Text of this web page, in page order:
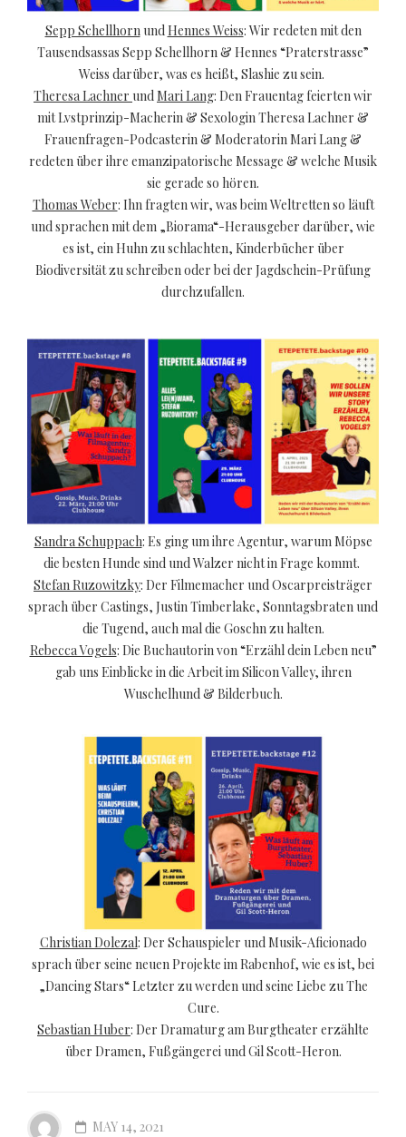
Sepp SchellhornundHennes Weiss: Wir redeten mit den
Tausendsassas Sepp Schellhorn & Hennes “Praterstrasse”
Weiss darüber, was es heißt, Slashie zu sein.
Theresa Lachner undMari Lang: Den Frauentag feierten wir
mit Lvstprinzip-Macherin & Sexologin Theresa Lachner &
Frauenfragen-Podcasterin & Moderatorin Mari Lang &
redeten über ihre emanzipatorische Message & welche Musik
sie gerade so hören.
Thomas Weber: Ihn fragten wir, was beim Weltretten so läuft
und sprachen mit dem „Biorama“-Herausgeber darüber, wie
es ist, ein Huhn zu schlachten, Kinderbücher über
Biodiversität zu schreiben oder bei der Jagdschein-Prüfung
durchzufallen.
Sandra Schuppach: Es ging um ihre Agentur, warum Möpse
die besten Hunde sind und Walzer nicht in Frage kommt.
Stefan Ruzowitzky: Der Filmemacher und Oscarpreisträger
sprach über Castings, Justin Timberlake, Sonntagsbraten und
die Tugend, auch mal die Goschn zu halten.
Rebecca Vogels: Die Buchautorin von “Erzähl dein Leben neu”
gab uns Einblicke in die Arbeit im Silicon Valley, ihren
Wuschelhund & Bilderbuch.
Christian Dolezal: Der Schauspieler und Musik-Aficionado
sprach über seine neuen Projekte im Rabenhof, wie es ist, bei
„Dancing Stars“ Letzter zu werden und seine Liebe zu The
Cure.
Sebastian Huber: Der Dramaturg am Burgtheater erzählte
über Dramen, Fußgängerei und Gil Scott-Heron.
MAY 14, 2021